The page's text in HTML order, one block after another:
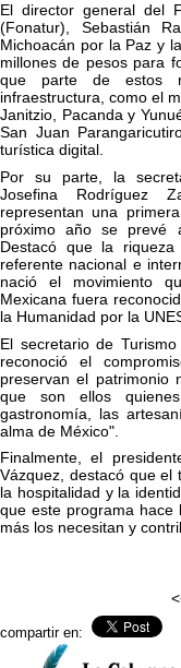
El director general del
(Fonatur), Sebastián
Michoacán por la Paz y
millones de pesos para
que parte de estos
infraestructura, como el
Janitzio, Pacanda y
San Juan
turística digital.
Por su parte, la
Josefina Rodríguez
representan una
próximo año se prevé
Destacó que la
referente nacional e
nació el movimiento
Mexicana fuera
la Humanidad por la
El secretario de
reconoció el
preservan el patrimonio
que son ellos
gastronomía, las
alma de México".
Finalmente, el
Vázquez, destacó que el
la hospitalidad y la
que este programa hace
más los necesitan y
compartir en: